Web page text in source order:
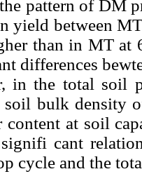
pattern of DM
yield between
than in MT at
differences
in the total soil
soil bulk density
content at soil
cant
cycle and the